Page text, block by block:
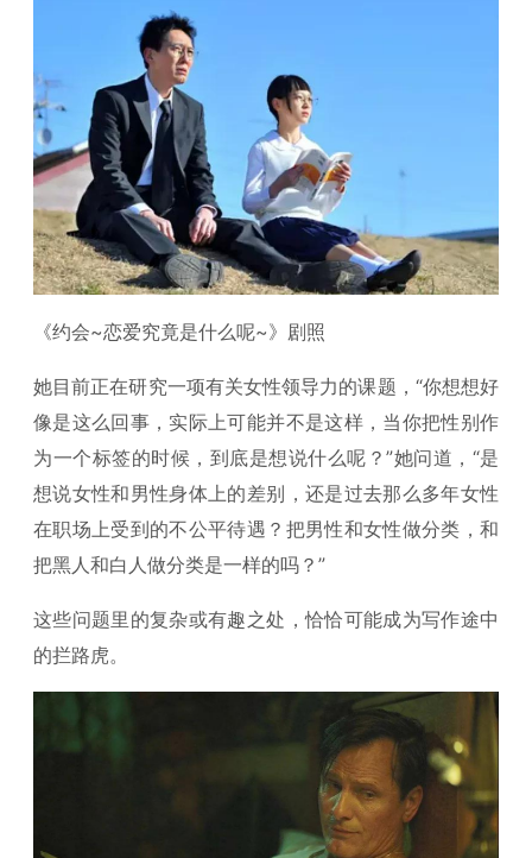
《约会~恋爱究竟是什么呢~》剧照
她目前正在研究一项有关女性领导力的课题，“你想想好
像是这么回事，实际上可能并不是这样，当你把性别作
为一个标签的时候，到底是想说什么呢？”她问道，“是
想说女性和男性身体上的差别，还是过去那么多年女性
在职场上受到的不公平待遇？把男性和女性做分类，和
把黑人和白人做分类是一样的吗？”
这些问题里的复杂或有趣之处，恰恰可能成为写作途中
的拦路虎。